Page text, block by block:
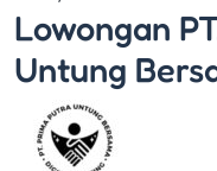
Lowongan
Untung